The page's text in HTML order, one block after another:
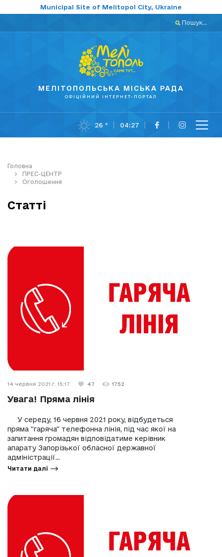
Municipal Site of Melitopol City, Ukraine
Пошук...
МЕЛІТОПОЛЬСЬКА МІСЬКА РАДА
ОФІЦІЙНИЙ ІНТЕРНЕТ-ПОРТАЛ
26 ° 04:27
Головна
ПРЕС-ЦЕНТР
Оголошення
Статті
14 червня 2021 г. 15:17 47 1752
Увага! Пряма лінія
У середу, 16 червня 2021 року, відбудеться
пряма "гаряча" телефонна лінія, під час якої на
запитання громадян відповідатиме керівник
апарату Запорізької обласної державної
адміністрації...
Читати далі